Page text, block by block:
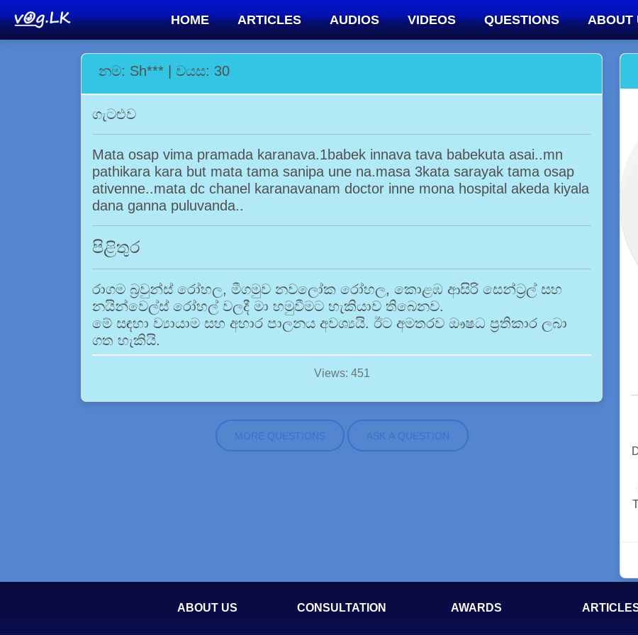
HOME ARTICLES AUDIOS VIDEOS QUESTIONS ABOUT
නම: Sh*** | වයස: 30
ගැටළුව
Mata osap vima pramada karanava.1babek innava tava babekuta asai..mn
pathikara kara but mata tama sanipa une na.masa 3kata sarayak tama osap
ativenne..mata dc chanel karanavanam doctor inne mona hospital akeda kiyala
dana ganna puluvanda..
පිළිතුර
රාගම බ්‍රවුන්ස් රෝහල, මීගමුව නවලෝක රෝහල, කොළඹ ආසිරි සෙන්ට්‍රල් සහ
නයින්වෙල්ස් රෝහල් වලදී මා හමුවීමට හැකියාව තිබෙනව.
මේ සඳහා ව්‍යායාම සහ අහාර පාලනය අවශ්‍යයි. ඊට අමතරව ඖෂධ ප්‍රතිකාර ලබා
ගත හැකියි.
Views: 451
MORE QUESTIONS ASK A QUESTION
ABOUT US CONSULTATION AWARDS